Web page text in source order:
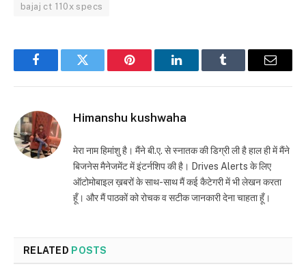
bajaj ct 110x specs
FacebookTwitter Pinterest LinkedInTumblr Email
Himanshu kushwaha
मेरा नाम हिमांशु है। मैंने बी.ए. से स्नातक की डिग्री ली है हाल ही में मैंने
बिजनेस मैनेजमेंट में इंटर्नशिप की है। Drives Alerts के लिए
ऑटोमोबाइल ख़बरों के साथ-साथ मैं कई कैटेगरी में भी लेखन करता
हूँ। और मैं पाठकों को रोचक व सटीक जानकारी देना चाहता हूँ।
RELATED POSTS